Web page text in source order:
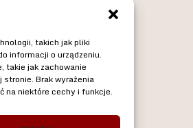
takich jak pliki
informacji o urządzeniu.
takie jak zachowanie
Brak wyrażenia
na niektóre cechy i funkcje.
POLITYKA PRYWATNOŚCI